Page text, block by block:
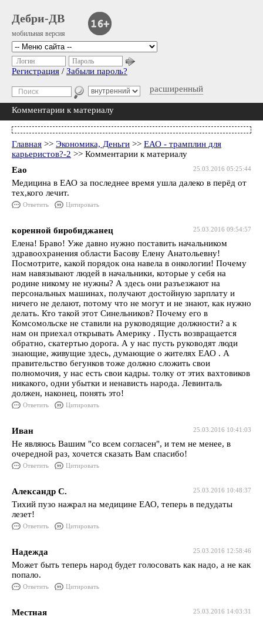
Дебри-ДВ
мобильная версия
расширенный
Логин Пароль
Регистрация / Забыли пароль?
Комментарии к материалу
Главная >> Экономика, Деньги >> ЕАО - трамплин для
карьеристов?-2 >> Комментарии к материалу
25.03.2016 05:25:44
Еао
Медицина в ЕАО за последнее время ушла далеко в перёд от
тех,кого лечит.
Ответить Цитировать
25.03.2016 09:54:57
коренной биробиджанец
Елена! Браво! Уже давно нужно поставить начальником
здравоохранения области Басову Елену Анатольевну!
Посмотрите, какой порядок она навела в онкологии! Почему
нам навязывают людей в начальники, которые у себя на
родине никому не нужны? А здесь они разъезжают на
персональных машинах, получают достойную зарплату и
ничего не делают, потому что не могут и не знают, как нужно
делать. Кто такой этот Синельников? Почему его в
Комсомольске не ставили на руководящие должности? а к
нам он приехал открывать Америку . Пусть возвращается
обратно, скатертью дорога. А у нас пусть руководят люди
знающие, живущие здесь, думающие о жителях ЕАО . А
правительство бегунков тоже должно сложить свои
полномочия, у нас есть свои кадры. толку от этих вахтовиков
никакого, одни убытки и ненависть народа. Левинталь
должен, наконец, понять это!
Ответить Цитировать
25.03.2016 10:41:03
Иван
Не являюсь Вашим "со всем согласен", и тем не менее, в
очередной раз, хочется сказать Вам спасибо!
Ответить Цитировать
25.03.2016 10:48:37
Александр С.
Тихий пузо нажрал на медицине ЕАО, теперь в педудаты
лезет!
Ответить Цитировать
25.03.2016 12:58:46
Надежда
Может быть теперь народ будет голосовать как надо, а не как
попало.
Ответить Цитировать
25.03.2016 14:03:31
Местная